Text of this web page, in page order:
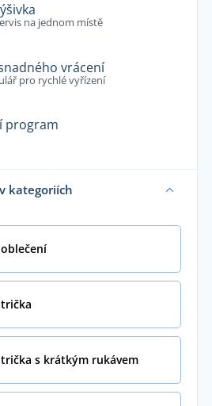
na jednom místě
vrácení
pro rychlé vyřízení
program
kategoriích
s krátkým rukávem